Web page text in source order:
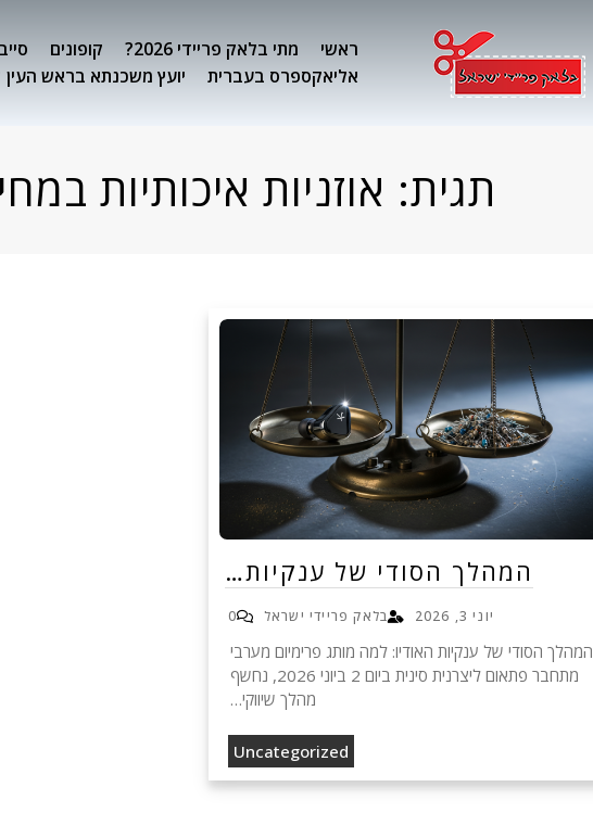
ראשי מתי בלאק פריידי 2026? קופונים
אליאקספרס בעברית
יועץ משכנתא בראש העין
תגית: אוזניות איכותיות
המהלך הסודי של ענקיות…
יוני 3, 2026 בלאק פריידי ישראל 0
המהלך הסודי של ענקיות האודיו: למה מותג פרימיום מערבי
מתחבר פתאום ליצרנית סינית ביום 2 ביוני 2026, נחשף
מהלך שיווקי…
Uncategorized